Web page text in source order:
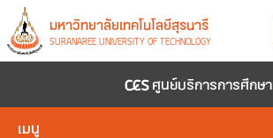
มหาวิทยาลัยเทคโนโลยีสุรนารี
SURANAREE UNIVERSITY OF TECHNOLOGY
ศูนย์บริการการศึกษา
เมนู